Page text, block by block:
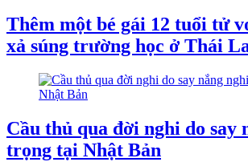
Thêm một bé gái 12 tuổi tử
xả súng trường học ở Thái
Cầu thủ qua đời nghi do say
trọng tại Nhật Bản